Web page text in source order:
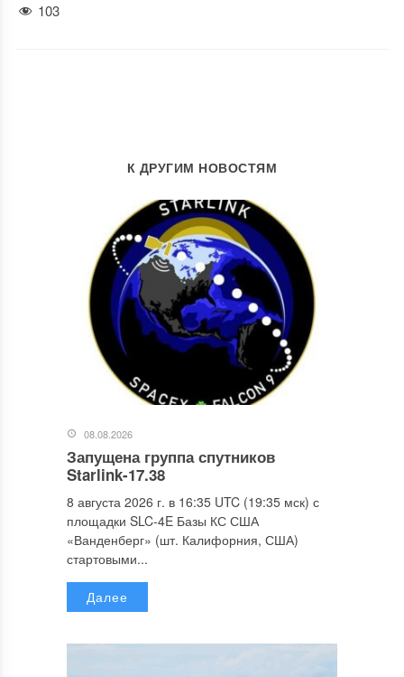
103
К ДРУГИМ НОВОСТЯМ
08.08.2026
Запущена группа спутников
Starlink-17.38
8 августа 2026 г. в 16:35 UTC (19:35 мск) с
площадки SLC-4E Базы КС США
«Ванденберг» (шт. Калифорния, США)
стартовыми...
Далее